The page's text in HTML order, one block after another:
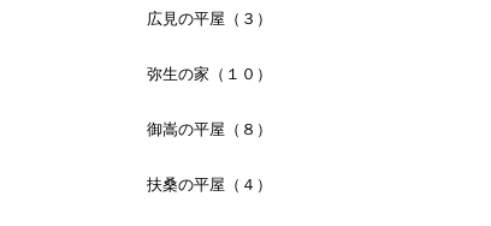
広見の平屋（３）
弥生の家（１０）
御嵩の平屋（８）
扶桑の平屋（４）